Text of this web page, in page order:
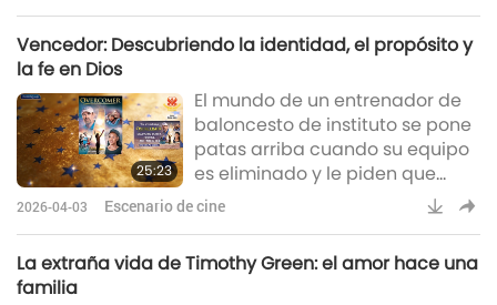
familia, el sacrificio y una fe
Vencedor: Descubriendo la identidad, el propósito y
la fe en Dios
25:23
El mundo de un entrenador de
baloncesto de instituto se pone
patas arriba cuando su equipo
es eliminado y le piden que
entrene al equipo de campo a
través en su lugar. A través del
descubre poderosas verdades
2026-04-03 Escenario de cine
La extraña vida de Timothy Green: el amor hace una
familia